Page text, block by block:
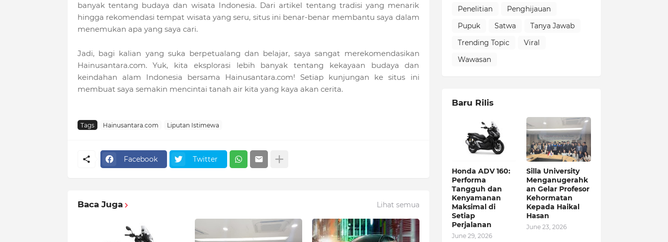
banyak tentang budaya dan wisata Indonesia. Dari artikel tentang tradisi yang menarik
hingga rekomendasi tempat wisata yang seru, situs ini benar-benar membantu saya dalam
menemukan apa yang saya cari.
Jadi, bagi kalian yang suka berpetualang dan belajar, saya sangat merekomendasikan
Hainusantara.com. Yuk, kita eksplorasi lebih banyak tentang kekayaan budaya dan
keindahan alam Indonesia bersama Hainusantara.com! Setiap kunjungan ke situs ini
membuat saya semakin mencintai tanah air kita yang kaya akan cerita.
Tags Hainusantara.com Liputan Istimewa
Facebook Twitter
Baca Juga Lihat semua
Penelitian
Penghijauan
Pupuk
Satwa
Tanya Jawab
Trending Topic
Viral
Wawasan
Baru Rilis
Honda ADV 160:
Performa
Tangguh dan
Kenyamanan
Maksimal di
Setiap
Perjalanan
June 29, 2026
Silla University
Menganugerahk
an Gelar Profesor
Kehormatan
Kepada Haikal
Hasan
June 23, 2026